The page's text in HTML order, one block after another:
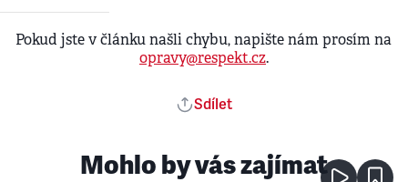
Pokud jste v článku našli chybu, napište nám prosím na
opravy@respekt.cz.
Sdílet
Mohlo by vás zajímat